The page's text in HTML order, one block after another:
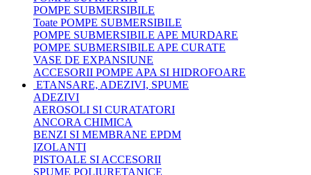
POMPE SUBMERSIBILE
Toate POMPE SUBMERSIBILE
POMPE SUBMERSIBILE APE MURDARE
POMPE SUBMERSIBILE APE CURATE
VASE DE EXPANSIUNE
ACCESORII POMPE APA SI HIDROFOARE
ETANSARE, ADEZIVI, SPUME
ADEZIVI
AEROSOLI SI CURATATORI
ANCORA CHIMICA
BENZI SI MEMBRANE EPDM
IZOLANTI
PISTOALE SI ACCESORII
SPUME POLIURETANICE